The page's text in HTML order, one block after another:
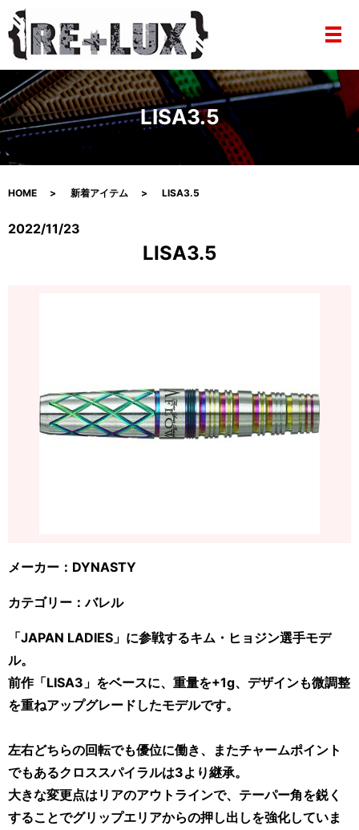
メ
LISA3.5
HOME 新着アイテム LISA3.5
2022/11/23
LISA3.5
メーカー：DYNASTY
カテゴリー：バレル
「JAPAN LADIES」に参戦するキム・ヒョジン選手モデ
ル。
前作「LISA3」をベースに、重量を+1g、デザインも微調整
を重ねアップグレードしたモデルです。
左右どちらの回転でも優位に働き、またチャームポイント
でもあるクロススパイラルは3より継承。
大きな変更点はリアのアウトラインで、テーパー角を鋭く
することでグリップエリアからの押し出しを強化していま